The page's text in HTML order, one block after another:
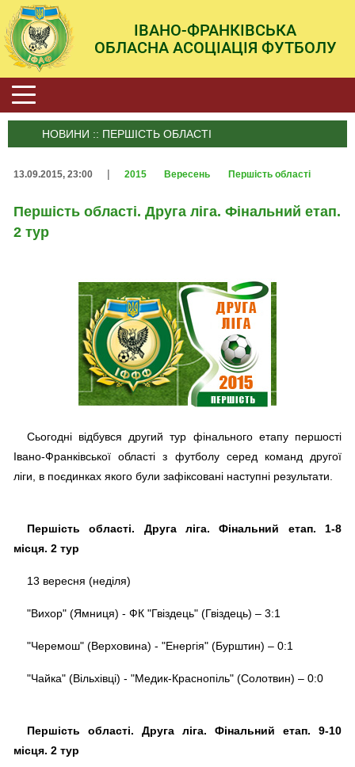
ІВАНО-ФРАНКІВСЬКА
ОБЛАСНА АСОЦІАЦІЯ ФУТБОЛУ
НОВИНИ :: ПЕРШІСТЬ ОБЛАСТІ
13.09.2015, 23:00 | 2015 Вересень Першість області
Першість області. Друга ліга. Фінальний етап.
2 тур
Сьогодні відбувся другий тур фінального етапу першості
Івано-Франківської області з футболу серед команд другої
ліги, в поєдинках якого були зафіксовані наступні результати.
Першість області. Друга ліга. Фінальний етап. 1-8
місця. 2 тур
13 вересня (неділя)
"Вихор" (Ямниця) - ФК "Гвіздець" (Гвіздець) – 3:1
"Черемош" (Верховина) - "Енергія" (Бурштин) – 0:1
"Чайка" (Вільхівці) - "Медик-Краснопіль" (Солотвин) – 0:0
Першість області. Друга ліга. Фінальний етап. 9-10
місця. 2 тур